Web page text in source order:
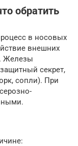
обратить
в носовых
внешних
Железы
секрет,
сопли). При